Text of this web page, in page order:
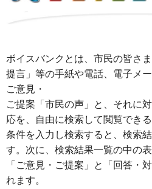
ボイスバンクとは、市民の皆さ
提言」等の手紙や電話、電子メ
ご意見・
ご提案「市民の声」と、それに
応を、自由に検索して閲覧できる
条件を入力し検索すると、検索
す。次に、検索結果一覧の中の
「ご意見・ご提案」と「回答・
れます。